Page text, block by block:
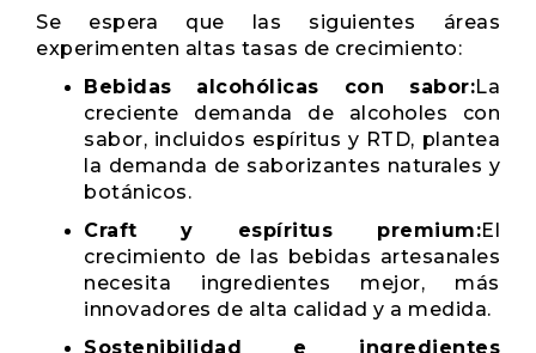
Se espera que las siguientes áreas
experimenten altas tasas de crecimiento:
Bebidas alcohólicas con sabor:La
creciente demanda de alcoholes con
sabor, incluidos espíritus y RTD, plantea
la demanda de saborizantes naturales y
botánicos.
Craft y espíritus premium:El
crecimiento de las bebidas artesanales
necesita ingredientes mejor, más
innovadores de alta calidad y a medida.
Sostenibilidad e ingredientes